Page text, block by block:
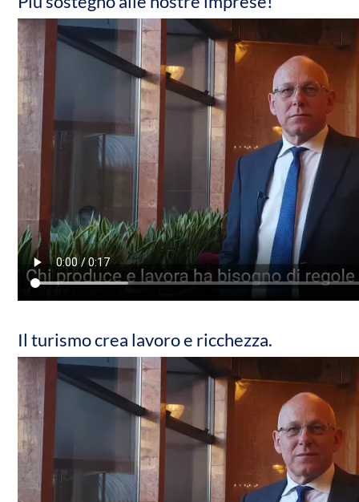
Il turismo crea lavoro e ricchezza.